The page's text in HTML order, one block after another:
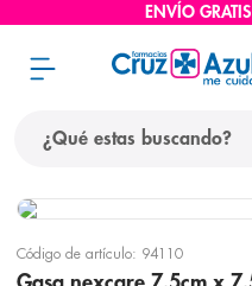
ENVÍO
Código de artículo: 94110
términos más